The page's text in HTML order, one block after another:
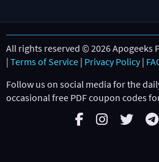
All rights reserved © 2026 Apogeeks
| Terms of Service | Privacy Policy|
Follow us on social media for the
occasional free PDF coupon codes